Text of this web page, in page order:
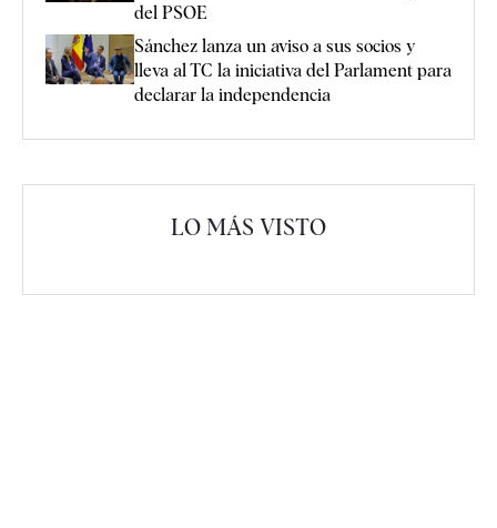
del PSOE
Sánchez lanza un aviso a sus socios y
lleva al TC la iniciativa del Parlament para
declarar la independencia
LO MÁS VISTO